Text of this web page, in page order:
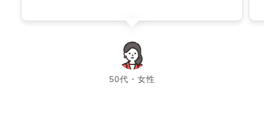
50代・女性
chevron_left chevron_right